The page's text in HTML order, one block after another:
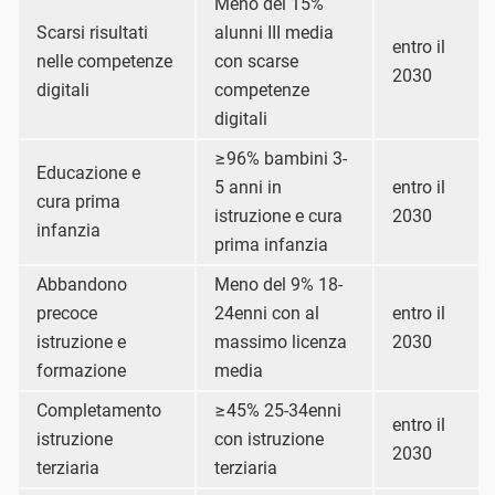
Scarsi risultati
nelle competenze
digitali
alunni III media
con scarse
competenze
digitali
entro il
2030
Educazione e
cura prima
infanzia
≥96% bambini 3-
5 anni in
istruzione e cura
prima infanzia
entro il
2030
Abbandono
precoce
istruzione e
formazione
Meno del 9% 18-
24enni con al
massimo licenza
media
entro il
2030
Completamento
istruzione
terziaria
≥45% 25-34enni
con istruzione
terziaria
entro il
2030